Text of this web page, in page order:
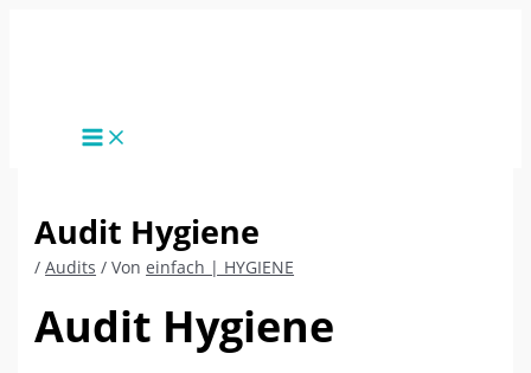
Audit Hygiene
/Audits / Voneinfach | HYGIENE
Audit Hygiene